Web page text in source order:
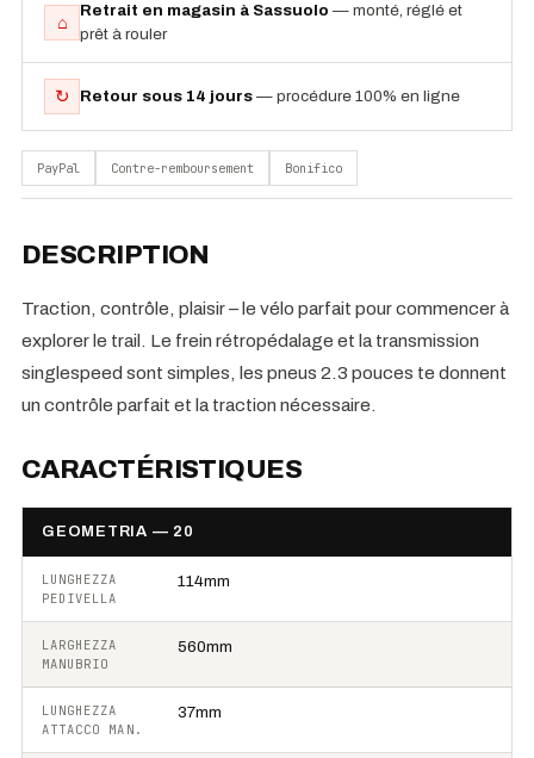
⌂
Retrait en magasin à Sassuolo — monté, réglé et
prêt à rouler
↻ Retour sous 14 jours — procédure 100% en ligne
PayPal Contre-remboursement Bonifico
DESCRIPTION
Traction, contrôle, plaisir – le vélo parfait pour commencer à
explorer le trail. Le frein rétropédalage et la transmission
singlespeed sont simples, les pneus 2.3 pouces te donnent
un contrôle parfait et la traction nécessaire.
CARACTÉRISTIQUES
GEOMETRIA — 20
LUNGHEZZA
PEDIVELLA
114mm
LARGHEZZA
MANUBRIO
560mm
LUNGHEZZA
ATTACCO MAN.
37mm